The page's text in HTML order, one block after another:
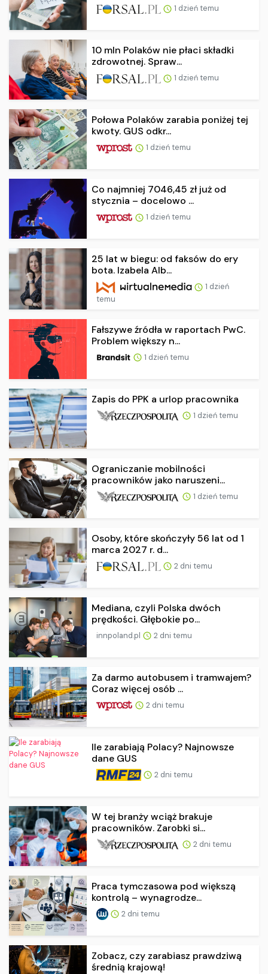
1 dzień temu
10 mln Polaków nie płaci składki
zdrowotnej. Spraw...
1 dzień temu
Połowa Polaków zarabia poniżej tej
kwoty. GUS odkr...
1 dzień temu
Co najmniej 7046,45 zł już od
stycznia – docelowo ...
1 dzień temu
25 lat w biegu: od faksów do ery
bota. Izabela Alb...
1 dzień
temu
Fałszywe źródła w raportach PwC.
Problem większy n...
1 dzień temu
Zapis do PPK a urlop pracownika
1 dzień temu
Ograniczanie mobilności
pracowników jako naruszeni...
1 dzień temu
Osoby, które skończyły 56 lat od 1
marca 2027 r. d...
2 dni temu
Mediana, czyli Polska dwóch
prędkości. Głębokie po...
innpoland.pl 2 dni temu
Za darmo autobusem i tramwajem?
Coraz więcej osób ...
2 dni temu
Ile zarabiają Polacy? Najnowsze
dane GUS
2 dni temu
W tej branży wciąż brakuje
pracowników. Zarobki si...
2 dni temu
Praca tymczasowa pod większą
kontrolą – wynagrodze...
2 dni temu
Zobacz, czy zarabiasz prawdziwą
średnią krajową!